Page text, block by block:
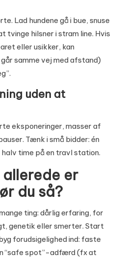
Lad hundene gå i bue, snuse
tvinge hilsner i stram line. Hvis
eller usikker, kan
samme vej med afstand)
uden at
eksponeringer, masser af
Tænk i små bidder: én
time på en travl station.
allerede er
du så?
ting: dårlig erfaring, for
genetik eller smerter. Start
forudsigelighed ind: faste
“safe spot”-adfærd (fx at